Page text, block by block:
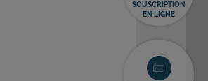
SOUSCRIPTION
EN LIGNE